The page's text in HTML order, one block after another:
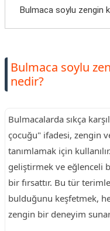
Bulmaca soylu zengin
Bulmaca soylu
nedir?
Bulmacalarda sıkça
çocuğu" ifadesi, zengin
tanımlamak için
geliştirmek ve eğlenceli
bir fırsattır. Bu tür
bulduğunu keşfetmek,
zengin bir deneyim